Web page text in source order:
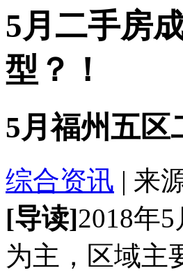
5月二手房
型？！
5月福州五区
综合资讯 | 来
[导读]2018年
为主，区域主